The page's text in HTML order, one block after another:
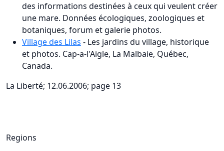
des informations destinées à ceux qui veulent créer
une mare. Données écologiques, zoologiques et
botaniques, forum et galerie photos.
Village des Lilas - Les jardins du village, historique
et photos. Cap-a-l'Aigle, La Malbaie, Québec,
Canada.
La Liberté; 12.06.2006; page 13
Regions